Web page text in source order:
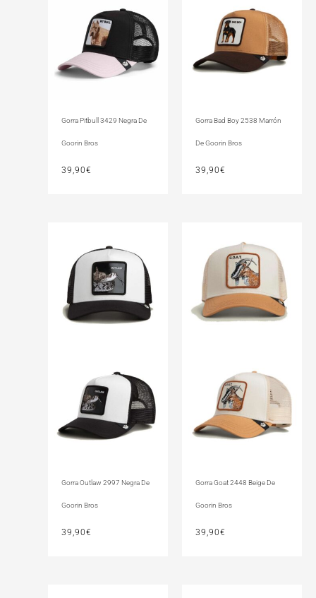
Gorra Pitbull 3429 Negra De
Goorin Bros
39,90€
Gorra Bad Boy 2538 Marrón
De Goorin Bros
39,90€
Gorra Outlaw 2997 Negra De
Goorin Bros
39,90€
Gorra Goat 2448 Beige De
Goorin Bros
39,90€